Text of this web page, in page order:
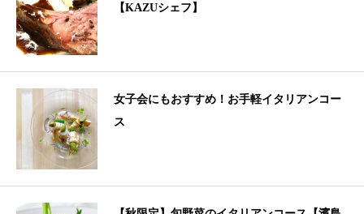
【KAZUシェフ】
女子会にもおすすめ！お手軽イタリアンコー
ス